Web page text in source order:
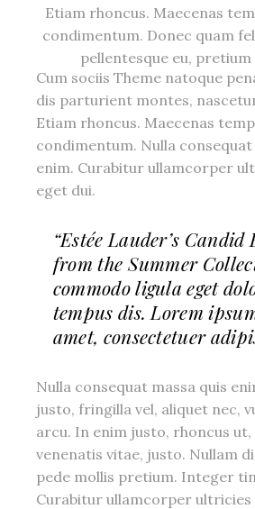
Etiam rhoncus. Maecenas
condimentum. Donec quam
pellentesque eu, pretium
Cum sociis Theme natoque
dis parturient montes,
Etiam rhoncus. Maecenas
condimentum. Nulla consequat
enim. Curabitur ullamcorper
eget dui.
“Estée Lauder’s
from the Summer
commodo ligula eget
tempus dis. Lorem
amet, consectetuer
Nulla consequat massa quis
justo, fringilla vel, aliquet nec,
arcu. In enim justo, rhoncus
venenatis vitae, justo. Nullam
pede mollis pretium. Integer
Curabitur ullamcorper ultricies